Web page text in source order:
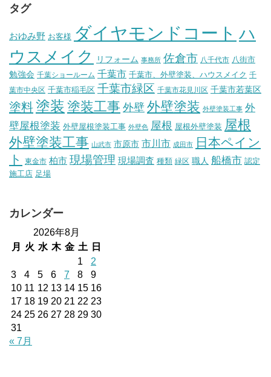
タグ
おゆみ野 お客様 ダイヤモンドコート ハ
ウスメイク
リフォーム 事務所 佐倉市 八千代市 八街市
勉強会 千葉ショールーム 千葉市 千葉市、外壁塗装、ハウスメイク 千
葉市中央区 千葉市稲毛区 千葉市緑区 千葉市花見川区 千葉市若葉区
塗料塗装 塗装工事 外壁 外壁塗装 外壁塗装工事 外
壁屋根塗装 外壁屋根塗装工事 外壁色 屋根 屋根外壁塗装 屋根
外壁塗装工事 山武市 市原市 市川市 成田市
日本ペイン
ト
東金市 柏市 現場管理 現場調査 種類 緑区 職人 船橋市 認定
施工店 足場
カレンダー
2026年8月
月
火 水 木 金 土
日
1
2
3
4 5 6 7 8
9
10 11 12 13 14 15 16
17 18 19 20 21 22 23
24 25 26 27 28 29 30
31
« 7月